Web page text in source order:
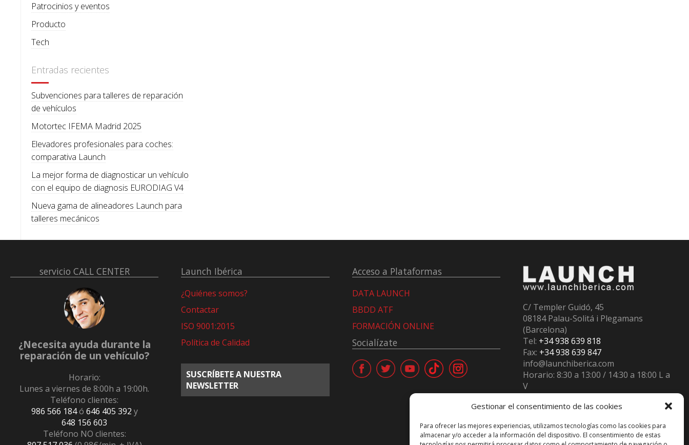
Gestionar el consentimiento de las cookies
Para ofrecer las mejores experiencias, utilizamos tecnologías como las cookies para
almacenar y/o acceder a la información del dispositivo. El consentimiento de estas
Patrocinios y eventos
Producto
Tech
Entradas recientes
Subvenciones para talleres de reparación
de vehículos
Motortec IFEMA Madrid 2025
Elevadores profesionales para coches:
comparativa Launch
La mejor forma de diagnosticar un vehículo
con el equipo de diagnosis EURODIAG V4
Nueva gama de alineadores Launch para
talleres mecánicos
servicio CALL CENTER
¿Necesita ayuda durante la
reparación de un vehículo?
Horario:
Lunes a viernes de 8:00h a 19:00h.
Teléfono clientes:
986 566 184ó 646 405 392 y
648 156 603
Teléfono NO clientes:
Launch Ibérica
¿Quiénes somos?
Contactar
ISO 9001:2015
Política de Calidad
SUSCRÍBETE A NUESTRA
NEWSLETTER
Acceso a Plataformas
DATA LAUNCH
BBDD ATF
FORMACIÓN ONLINE
Socialízate
C/ Templer Guidó, 45
08184 Palau-Solitá i Plegamans
(Barcelona)
Tel: +34 938 639 818
Fax: +34 938 639 847
info@launchiberica.com
Horario: 8:30 a 13:00 / 14:30 a 18:00 L a
V
12230